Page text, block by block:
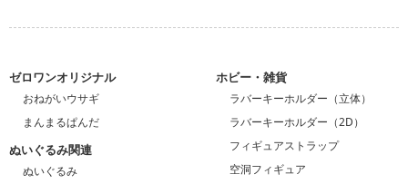
ゼロワンオリジナル
おねがいウサギ
まんまるぱんだ
ぬいぐるみ関連
ぬいぐるみ
ホビー・雑貨
ラバーキーホルダー（立体）
ラバーキーホルダー（2D）
フィギュアストラップ
空洞フィギュア